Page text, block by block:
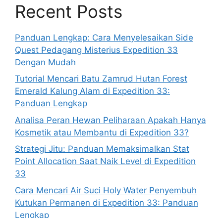
Recent Posts
Panduan Lengkap: Cara Menyelesaikan Side
Quest Pedagang Misterius Expedition 33
Dengan Mudah
Tutorial Mencari Batu Zamrud Hutan Forest
Emerald Kalung Alam di Expedition 33:
Panduan Lengkap
Analisa Peran Hewan Peliharaan Apakah Hanya
Kosmetik atau Membantu di Expedition 33?
Strategi Jitu: Panduan Memaksimalkan Stat
Point Allocation Saat Naik Level di Expedition
33
Cara Mencari Air Suci Holy Water Penyembuh
Kutukan Permanen di Expedition 33: Panduan
Lengkap